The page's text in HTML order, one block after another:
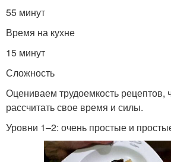
55 минут
Время на кухне
15 минут
Сложность
Оцениваем трудоемкость рецептов,
рассчитать свое время и силы.
Уровни 1–2: очень простые и